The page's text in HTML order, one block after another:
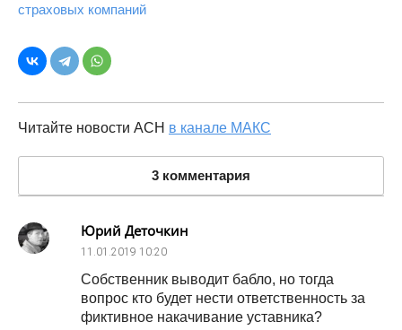
страховых компаний
Читайте новости АСН в канале МАКС
3 комментария
Юрий Деточкин
11.01.2019 10:20
Собственник выводит бабло, но тогда
вопрос кто будет нести ответственность за
фиктивное накачивание уставника?